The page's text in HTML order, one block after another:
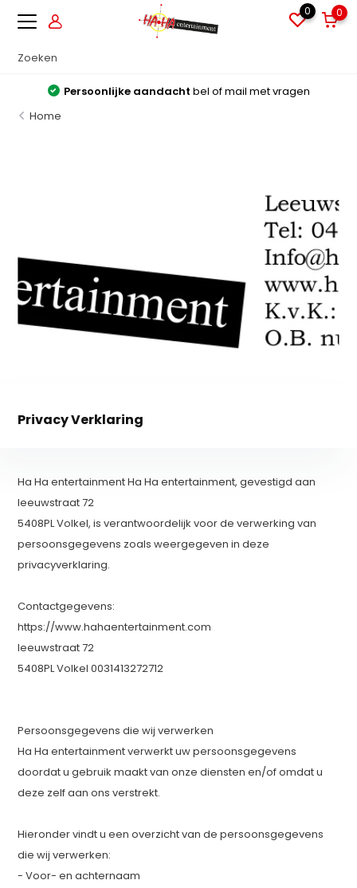
0 0
Grote voorradenAlles direct leverbaar uit voorraad
Home
Privacy Verklaring
Ha Ha entertainment Ha Ha entertainment, gevestigd aan
leeuwstraat 72
5408PL Volkel, is verantwoordelijk voor de verwerking van
persoonsgegevens zoals weergegeven in deze
privacyverklaring.
Contactgegevens:
https://www.hahaentertainment.com
leeuwstraat 72
5408PL Volkel 0031413272712
Persoonsgegevens die wij verwerken
Ha Ha entertainment verwerkt uw persoonsgegevens
doordat u gebruik maakt van onze diensten en/of omdat u
deze zelf aan ons verstrekt.
Hieronder vindt u een overzicht van de persoonsgegevens
die wij verwerken:
- Voor- en achternaam